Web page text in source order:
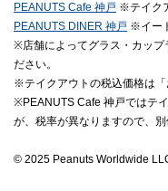
PEANUTS Cafe 神戸 ※テイク
PEANUTS DINER 神戸 ※イー
※店舗によってグラス・カップ
ださい。
※テイクアウトの税込価格は「
※PEANUTS Cafe 神戸ではテ
© 2025 Peanuts Worldwide